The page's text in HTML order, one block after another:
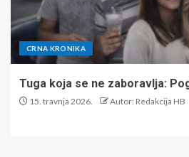
CRNA KRONIKA
Tuga koja se ne zaboravlja:
15. travnja 2026. Autor: Redakcija HB